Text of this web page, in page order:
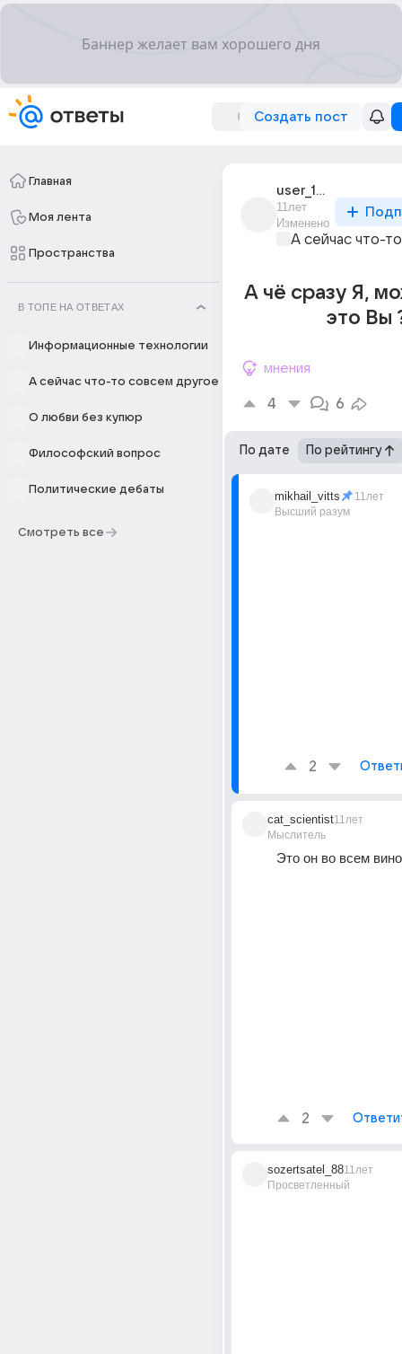
Создать пост
Главная
Моя лента
Пространства
В ТОПЕ НА ОТВЕТАХ
Информационные технологии
А сейчас что-то совсем другое
О любви без купюр
Философский вопрос
Политические дебаты
Смотреть все
user_187072298
11лет
Изменено
А сейчас что-
А чё сразу Я,
это Вы
мнения
4 6
По дате По рейтингу
mikhail_vitts
Высший разум
11лет
2
cat_scientist
Мыслитель
11лет
Это он во всем
2
sozertsatel_88
Просветленный
11лет